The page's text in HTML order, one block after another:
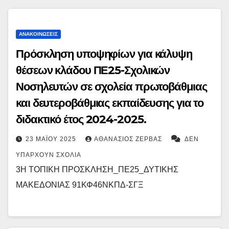
ΑΝΑΚΟΙΝΏΣΕΙΣ
Πρόσκληση υποψηφίων για κάλυψη
θέσεων κλάδου ΠΕ25-Σχολικών
Νοσηλευτών σε σχολεία πρωτοβάθμιας
και δευτεροβάθμιας εκπαίδευσης για το
διδακτικό έτος 2024-2025.
23 ΜΑΪ́ΟΥ 2025 ΑΘΑΝΆΣΙΟΣ ΖΈΡΒΑΣ ΔΕΝ
ΥΠΆΡΧΟΥΝ ΣΧΌΛΙΑ
3Η ΤΟΠΙΚΗ ΠΡΟΣΚΛΗΣΗ_ΠΕ25_ΔΥΤΙΚΗΣ
ΜΑΚΕΔΟΝΙΑΣ 91ΚΦ46ΝΚΠΔ-ΣΓΞ